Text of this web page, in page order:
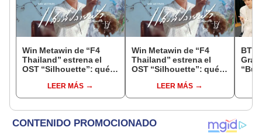
Win Metawin de “F4
Thailand” estrena el
OST “Silhouette”: qué
canciónLEER MÁS
Win Metawin de “F4
Thailand” estrena el
OST “Silhouette”: qué
canciónLEER MÁS
BTS